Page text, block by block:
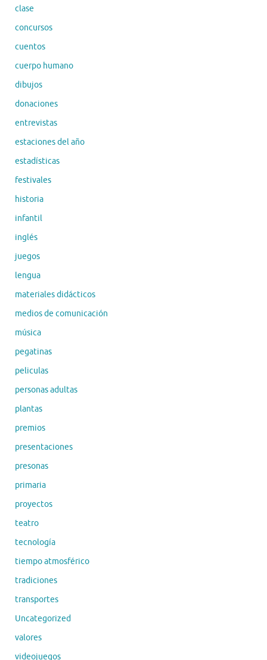
clase
concursos
cuentos
cuerpo humano
dibujos
donaciones
entrevistas
estaciones del año
estadísticas
festivales
historia
infantil
inglés
juegos
lengua
materiales didácticos
medios de comunicación
música
pegatinas
peliculas
personas adultas
plantas
premios
presentaciones
presonas
primaria
proyectos
teatro
tecnología
tiempo atmosférico
tradiciones
transportes
Uncategorized
valores
videojuegos